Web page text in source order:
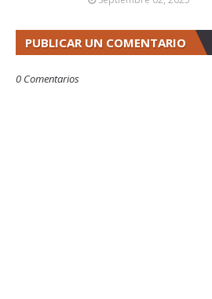
PUBLICAR UN COMENTARIO
0 Comentarios